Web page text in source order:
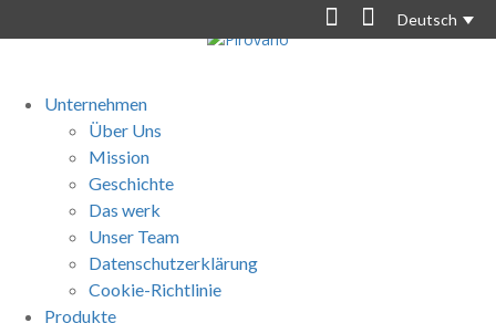
Deutsch
Unternehmen
Über Uns
Mission
Geschichte
Das werk
Unser Team
Datenschutzerklärung
Cookie-Richtlinie
Produkte